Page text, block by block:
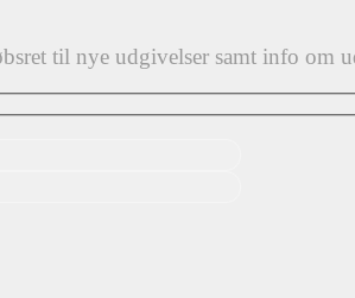
til nye udgivelser samt info om